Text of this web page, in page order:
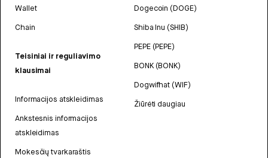
Wallet
Chain
Teisiniai ir reguliavimo
klausimai
Informacijos atskleidimas
Ankstesnis informacijos
atskleidimas
Mokesčių tvarkaraštis
Dogecoin (DOGE)
Shiba Inu (SHIB)
PEPE (PEPE)
BONK (BONK)
Dogwifhat (WIF)
Žiūrėti daugiau